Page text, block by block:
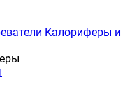
Калориферы и